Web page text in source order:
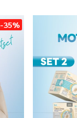
-35%